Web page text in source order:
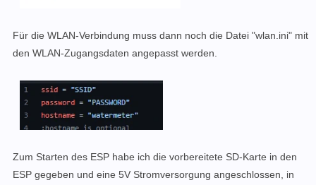
Für die WLAN-Verbindung muss dann noch die Datei "wlan.ini" mit
den WLAN-Zugangsdaten angepasst werden.
Zum Starten des ESP habe ich die vorbereitete SD-Karte in den
ESP gegeben und eine 5V Stromversorgung angeschlossen, in